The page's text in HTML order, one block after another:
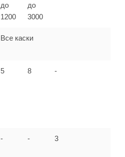
до
1200
до
3000
Все каски
5 8 -
- - 3